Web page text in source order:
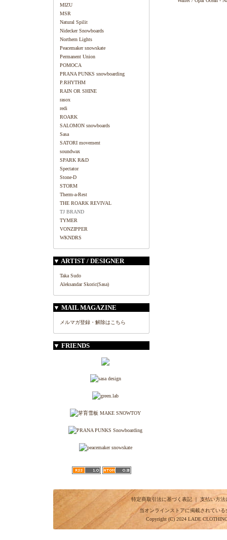
MIZU
MSR
Natural Spilit
Nidecker Snowboards
Northern Lights
Peacemaker snowskate
Permanent Union
POMOCA
PRANA PUNKS snowboarding
P.RHYTHM
RAIN OR SHINE
rasox
redi
ROARK
SALOMON snowboards
Sasa
SATORI movement
soundwax
SPARK R&D
Spectator
Stone-D
STORM
Therm-a-Rest
THE ROARK REVIVAL
TJ BRAND
TYMER
VONZIPPER
WKNDRS
▼ ARTIST / DESIGNER
Taka Sudo
Aleksandar Skoric(Sasa)
▼ MAIL MAGAZINE
メルマガ登録・解除はこちら
▼ FRIENDS
特定商取引法に基づく表記｜ 支払い方法
当オンラインストアに掲載されてい
Copyright (C) 2024 LADE